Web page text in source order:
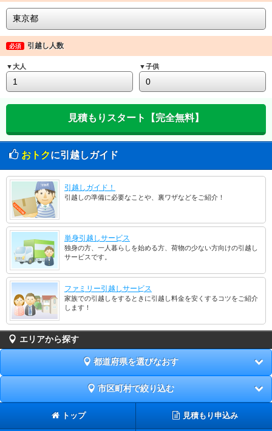
必須 引越し人数
▼大人 ▼子供
おトクに引越しガイド
引越しガイド！
引越しの準備に必要なことや、裏ワザなどをご紹介！
単身引越しサービス
独身の方、一人暮らしを始める方、荷物の少ない方向けの引越し
サービスです。
ファミリー引越しサービス
家族での引越しをするときに引越し料金を安くするコツをご紹介
します！
エリアから探す
都道府県を選びなおす
市区町村で絞り込む
トップ 見積もり申込み